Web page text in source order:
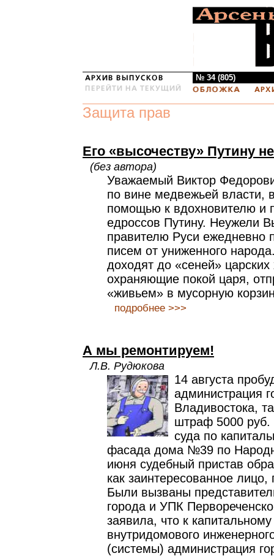
№ 34 (805)
Защита прав
Его «высочеству» Путину
(без автора)
Уважаемый Виктор
по вине медвежьей власти,
помощью к вдохновителю и
едроссов Путину. Неужели
правителю Руси ежедневно
писем от униженного
доходят до «сеней»
охраняющие покой царя,
«живьем» в мусорную
подробнее >>>
А мы ремонтируем!
Л.В. Рудюкова
14 августа
администрация
Владивостока,
штраф 5000 руб.
суда по
фасада дома №39 по
июня судебный пристав
как заинтересованное лицо,
Были вызваны
города и УПК
заявила, что к
внутридомового
(системы) администрация